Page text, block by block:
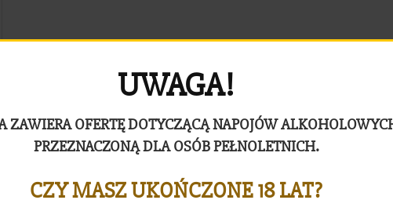
UWAGA!
ZAWIERA OFERTĘ DOTYCZĄCĄ NAPOJÓW
PRZEZNACZONĄ DLA OSÓB PEŁNOLETNICH.
CZY MASZ UKOŃCZONE 18 LAT?